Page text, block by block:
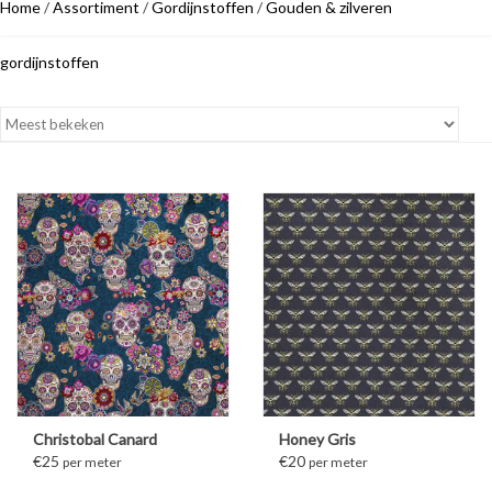
Home/Assortiment /Gordijnstoffen /Gouden & zilveren
gordijnstoffen
Christobal Canard
€25 per meter
Honey Gris
€20 per meter